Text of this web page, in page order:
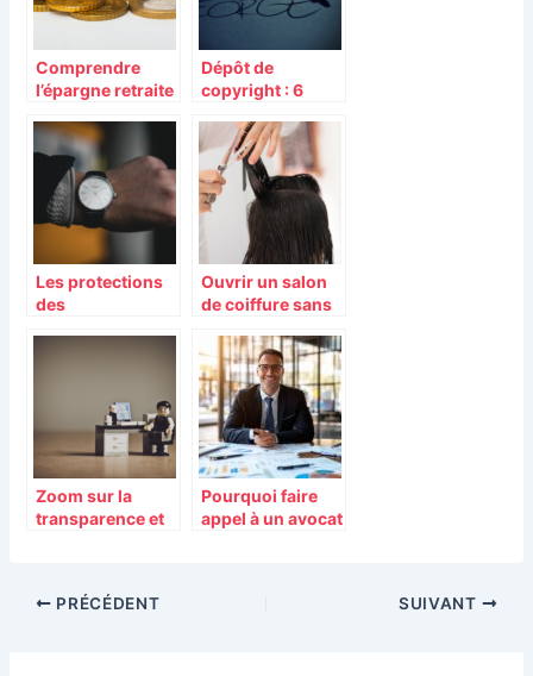
Comprendre
l’épargne retraite
les salariés
Dépôt de
copyright : 6
connaître
Les protections
des
Ouvrir un salon
de coiffure sans
étapes à suivre
Zoom sur la
transparence et
affaires
Pourquoi faire
appel à un avocat
PRÉCÉDENT SUIVANT